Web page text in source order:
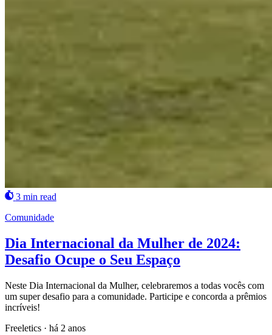
3 min read
Comunidade
Dia Internacional da Mulher de 2024:
Desafio Ocupe o Seu Espaço
Neste Dia Internacional da Mulher, celebraremos a todas vocês com
um super desafio para a comunidade. Participe e concorda a prêmios
incríveis!
Freeletics · há 2 anos